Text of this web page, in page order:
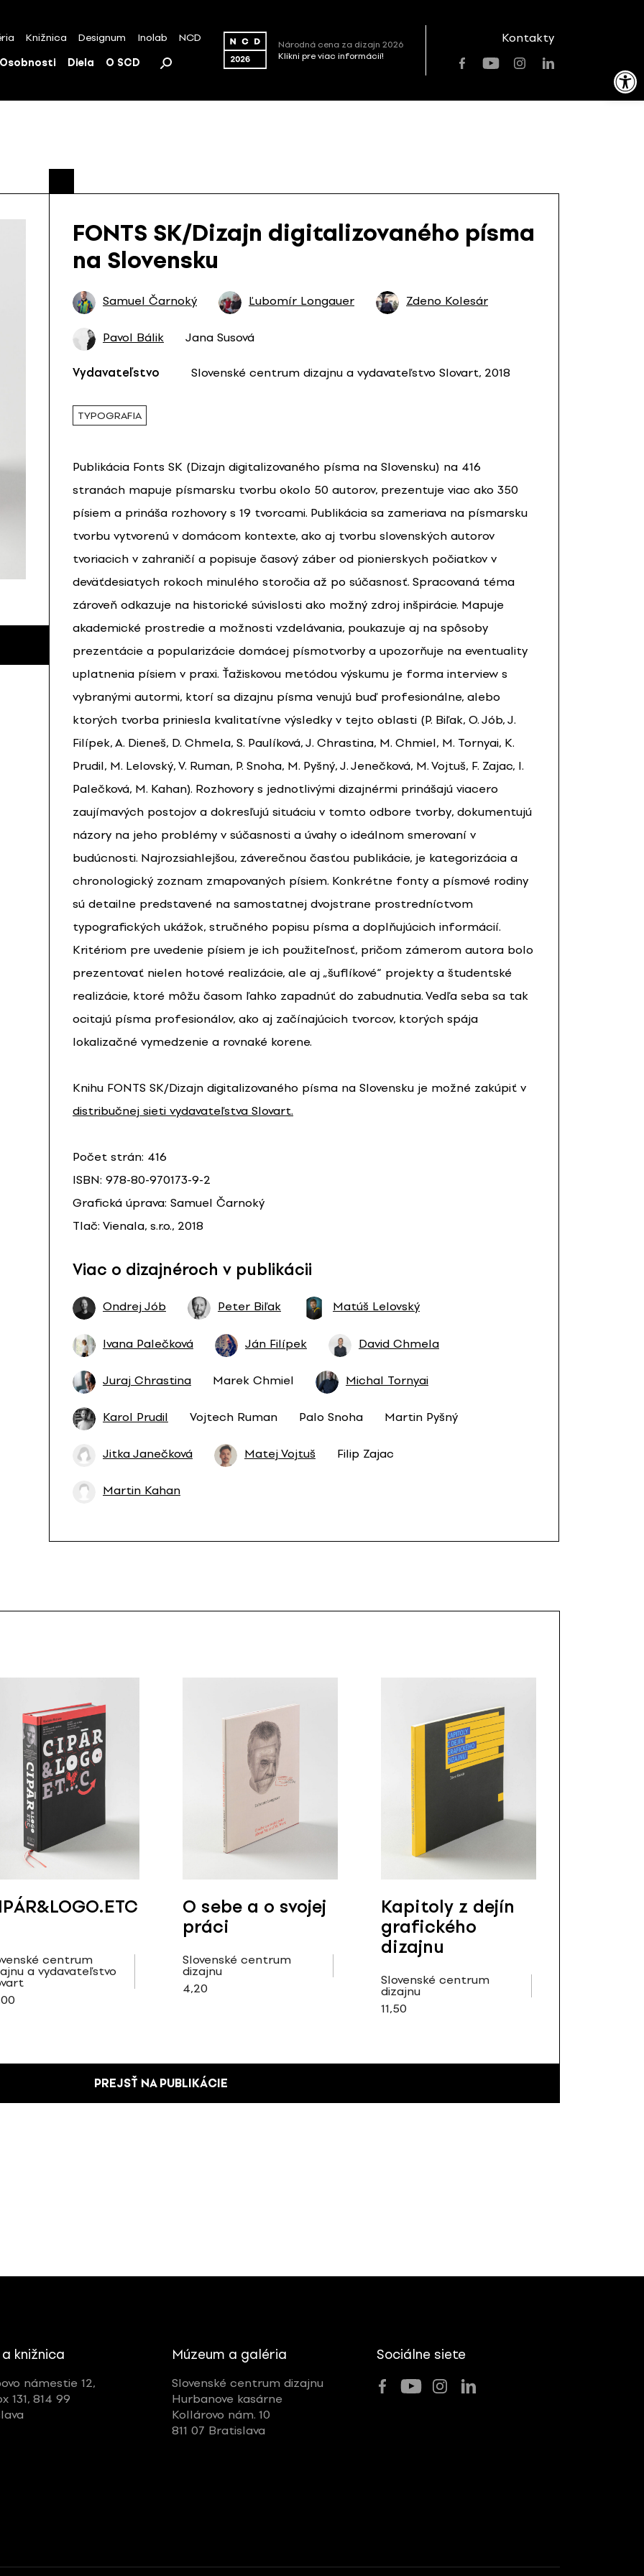
Open toolbar
Knižnica Designum Inolab NCD
Osobnosti Diela O SCD
Národná cena za dizajn 2026
Klikni pre viac informácií!
Kontakty
FONTS SK/Dizajn digitalizovaného písma
na Slovensku
Samuel Čarnoký Ľubomír Longauer Zdeno Kolesár
Pavol Bálik Jana Susová
Vydavateľstvo Slovenské centrum dizajnu a vydavateľstvo Slovart, 2018
TYPOGRAFIA
Publikácia Fonts SK (Dizajn digitalizovaného písma na Slovensku) na 416
stranách mapuje písmarsku tvorbu okolo 50 autorov, prezentuje viac ako 350
písiem a prináša rozhovory s 19 tvorcami. Publikácia sa zameriava na písmarsku
tvorbu vytvorenú v domácom kontexte, ako aj tvorbu slovenských autorov
tvoriacich v zahraničí a popisuje časový záber od pionierskych počiatkov v
deväťdesiatych rokoch minulého storočia až po súčasnosť. Spracovaná téma
zároveň odkazuje na historické súvislosti ako možný zdroj inšpirácie. Mapuje
akademické prostredie a možnosti vzdelávania, poukazuje aj na spôsoby
prezentácie a popularizácie domácej písmotvorby a upozorňuje na eventuality
uplatnenia písiem v praxi. Ťažiskovou metódou výskumu je forma interview s
vybranými autormi, ktorí sa dizajnu písma venujú buď profesionálne, alebo
ktorých tvorba priniesla kvalitatívne výsledky v tejto oblasti (P. Biľak, O. Jób, J.
Filípek, A. Dieneš, D. Chmela, S. Paulíková, J. Chrastina, M. Chmiel, M. Tornyai, K.
Prudil, M. Lelovský, V. Ruman, P. Snoha, M. Pyšný, J. Jenečková, M. Vojtuš, F. Zajac, I.
Palečková, M. Kahan). Rozhovory s jednotlivými dizajnérmi prinášajú viacero
zaujímavých postojov a dokresľujú situáciu v tomto odbore tvorby, dokumentujú
názory na jeho problémy v súčasnosti a úvahy o ideálnom smerovaní v
budúcnosti. Najrozsiahlejšou, záverečnou časťou publikácie, je kategorizácia a
chronologický zoznam zmapovaných písiem. Konkrétne fonty a písmové rodiny
sú detailne predstavené na samostatnej dvojstrane prostredníctvom
typografických ukážok, stručného popisu písma a doplňujúcich informácií.
Kritériom pre uvedenie písiem je ich použiteľnosť, pričom zámerom autora bolo
prezentovať nielen hotové realizácie, ale aj „šuflíkové“ projekty a študentské
realizácie, ktoré môžu časom ľahko zapadnúť do zabudnutia. Vedľa seba sa tak
ocitajú písma profesionálov, ako aj začínajúcich tvorcov, ktorých spája
lokalizačné vymedzenie a rovnaké korene.
Knihu FONTS SK/Dizajn digitalizovaného písma na Slovensku je možné zakúpiť v
distribučnej sieti vydavateľstva Slovart.
Počet strán: 416
ISBN: 978-80-970173-9-2
Grafická úprava: Samuel Čarnoký
Tlač: Vienala, s.r.o., 2018
Viac o dizajnéroch v publikácii
Ondrej Jób Peter Biľak Matúš Lelovský
Ivana Palečková Ján Filípek David Chmela
Juraj Chrastina Marek Chmiel Michal Tornyai
Karol Prudil Vojtech Ruman Palo Snoha Martin Pyšný
Jitka Janečková Matej Vojtuš Filip Zajac
Martin Kahan
centrum
a vydavateľstvo
O sebe a o svojej
práci
Slovenské centrum
dizajnu
4,20
Kapitoly z dejín
grafického
dizajnu
Slovenské centrum
dizajnu
11,50
PREJSŤ NA PUBLIKÁCIE
knižnica
námestie 12,
131, 814 99
Múzeum a galéria
Slovenské centrum dizajnu
Hurbanove kasárne
Kollárovo nám. 10
811 07 Bratislava
Sociálne siete